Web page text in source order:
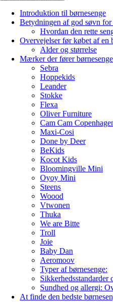
Introduktion til børnesenge
Betydningen af god søvn for
Hvordan den rette
Overvejelser før købet af en
Alder og størrelse
Mærker der fører børnesenge
Sebra
Hoppekids
Leander
Stokke
Flexa
Oliver Furniture
Cam Cam
Maxi-Cosi
Done by Deer
BeKids
Kocot Kids
Bloomingville Mini
Oyoy Mini
Steens
Woood
Vtwonen
Thuka
We are Bitte
Troll
Joie
Baby Dan
Aeromoov
Typer af børnesenge:
Sikkerhedsstandarder
Sundhed og allergi:
At finde den bedste